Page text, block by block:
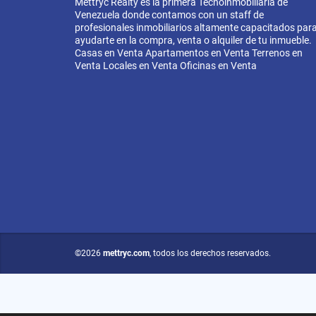
Venezuela donde contamos con un staff de
profesionales inmobiliarios altamente capacitados
ayudarte en la compra, venta o alquiler de tu inmueble.
Casas en Venta Apartamentos en Venta Terrenos en
Venta Locales en Venta Oficinas en Venta
©2026 mettryc.com, todos los derechos reservados.